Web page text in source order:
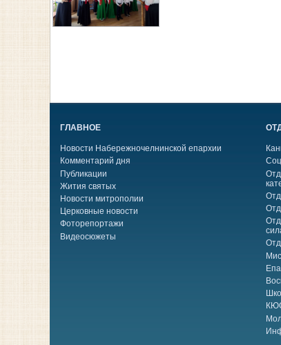
ГЛАВНОЕ
Новости Набережночелнинской епархии
Комментарий дня
Публикации
Жития святых
Новости митрополии
Церковные новости
Фоторепортажи
Видеосюжеты